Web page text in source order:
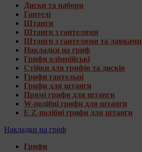
Диски та набори
Гантелі
Штанги
Штанги з гантелями
Штанги з гантелями та лавками
Накладки на гриф
Грифи олімпійські
Стійки для грифів та дисків
Грифи гантельні
Грифи для штанги
Прямі грифи для штанги
W-подібні грифи для штанги
E Z-подібні грифи для штанги
Накладки на гриф
Грифи